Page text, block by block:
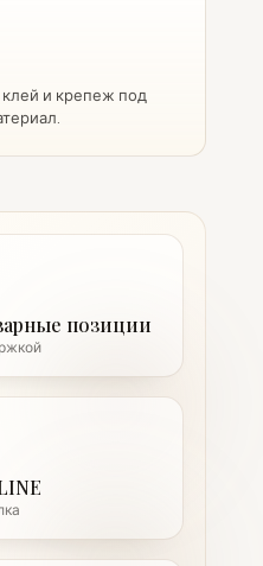
и крепеж под
позиции